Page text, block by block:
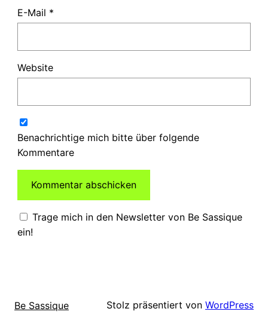
E-Mail *
Website
Benachrichtige mich bitte über folgende
Kommentare
Trage mich in den Newsletter von Be Sassique
ein!
Be Sassique Stolz präsentiert von WordPress